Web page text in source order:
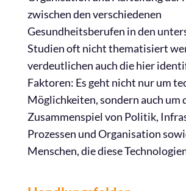
zwischen den verschiedenen
Gesundheitsberufen in den
Studien oft nicht thematisiert
verdeutlichen auch die hier
Faktoren: Es geht nicht nur um
Möglichkeiten, sondern auch um
Zusammenspiel von Politik,
Prozessen und Organisation
Menschen, die diese